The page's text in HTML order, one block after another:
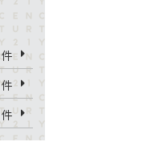
件
件
件